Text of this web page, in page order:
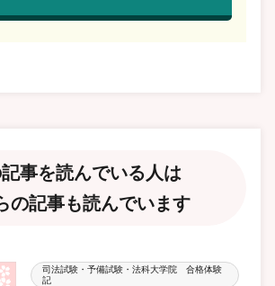
事を読んでいる人は
の記事も読んでいます
司法試験・予備試験・法科大学院 合格体験
記